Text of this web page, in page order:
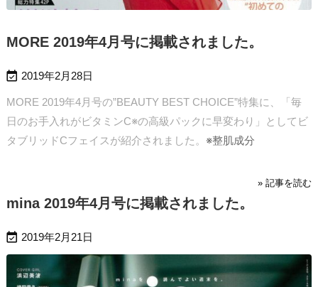
MORE 2019年4月号に掲載されました。
 2019年2月28日
MORE 2019年4月号の”BEAUTY BEST CHOICE”特集に、「毎
日のお手入れがビタミンC※の高級パックに早変わり」としてビ
タブリッドCフェイスが紹介されました。 ※整肌成分
» 記事を読む
mina 2019年4月号に掲載されました。
 2019年2月21日